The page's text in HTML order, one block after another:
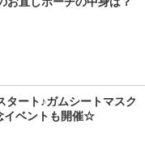
タート♪ガムシートマスク
イベントも開催☆